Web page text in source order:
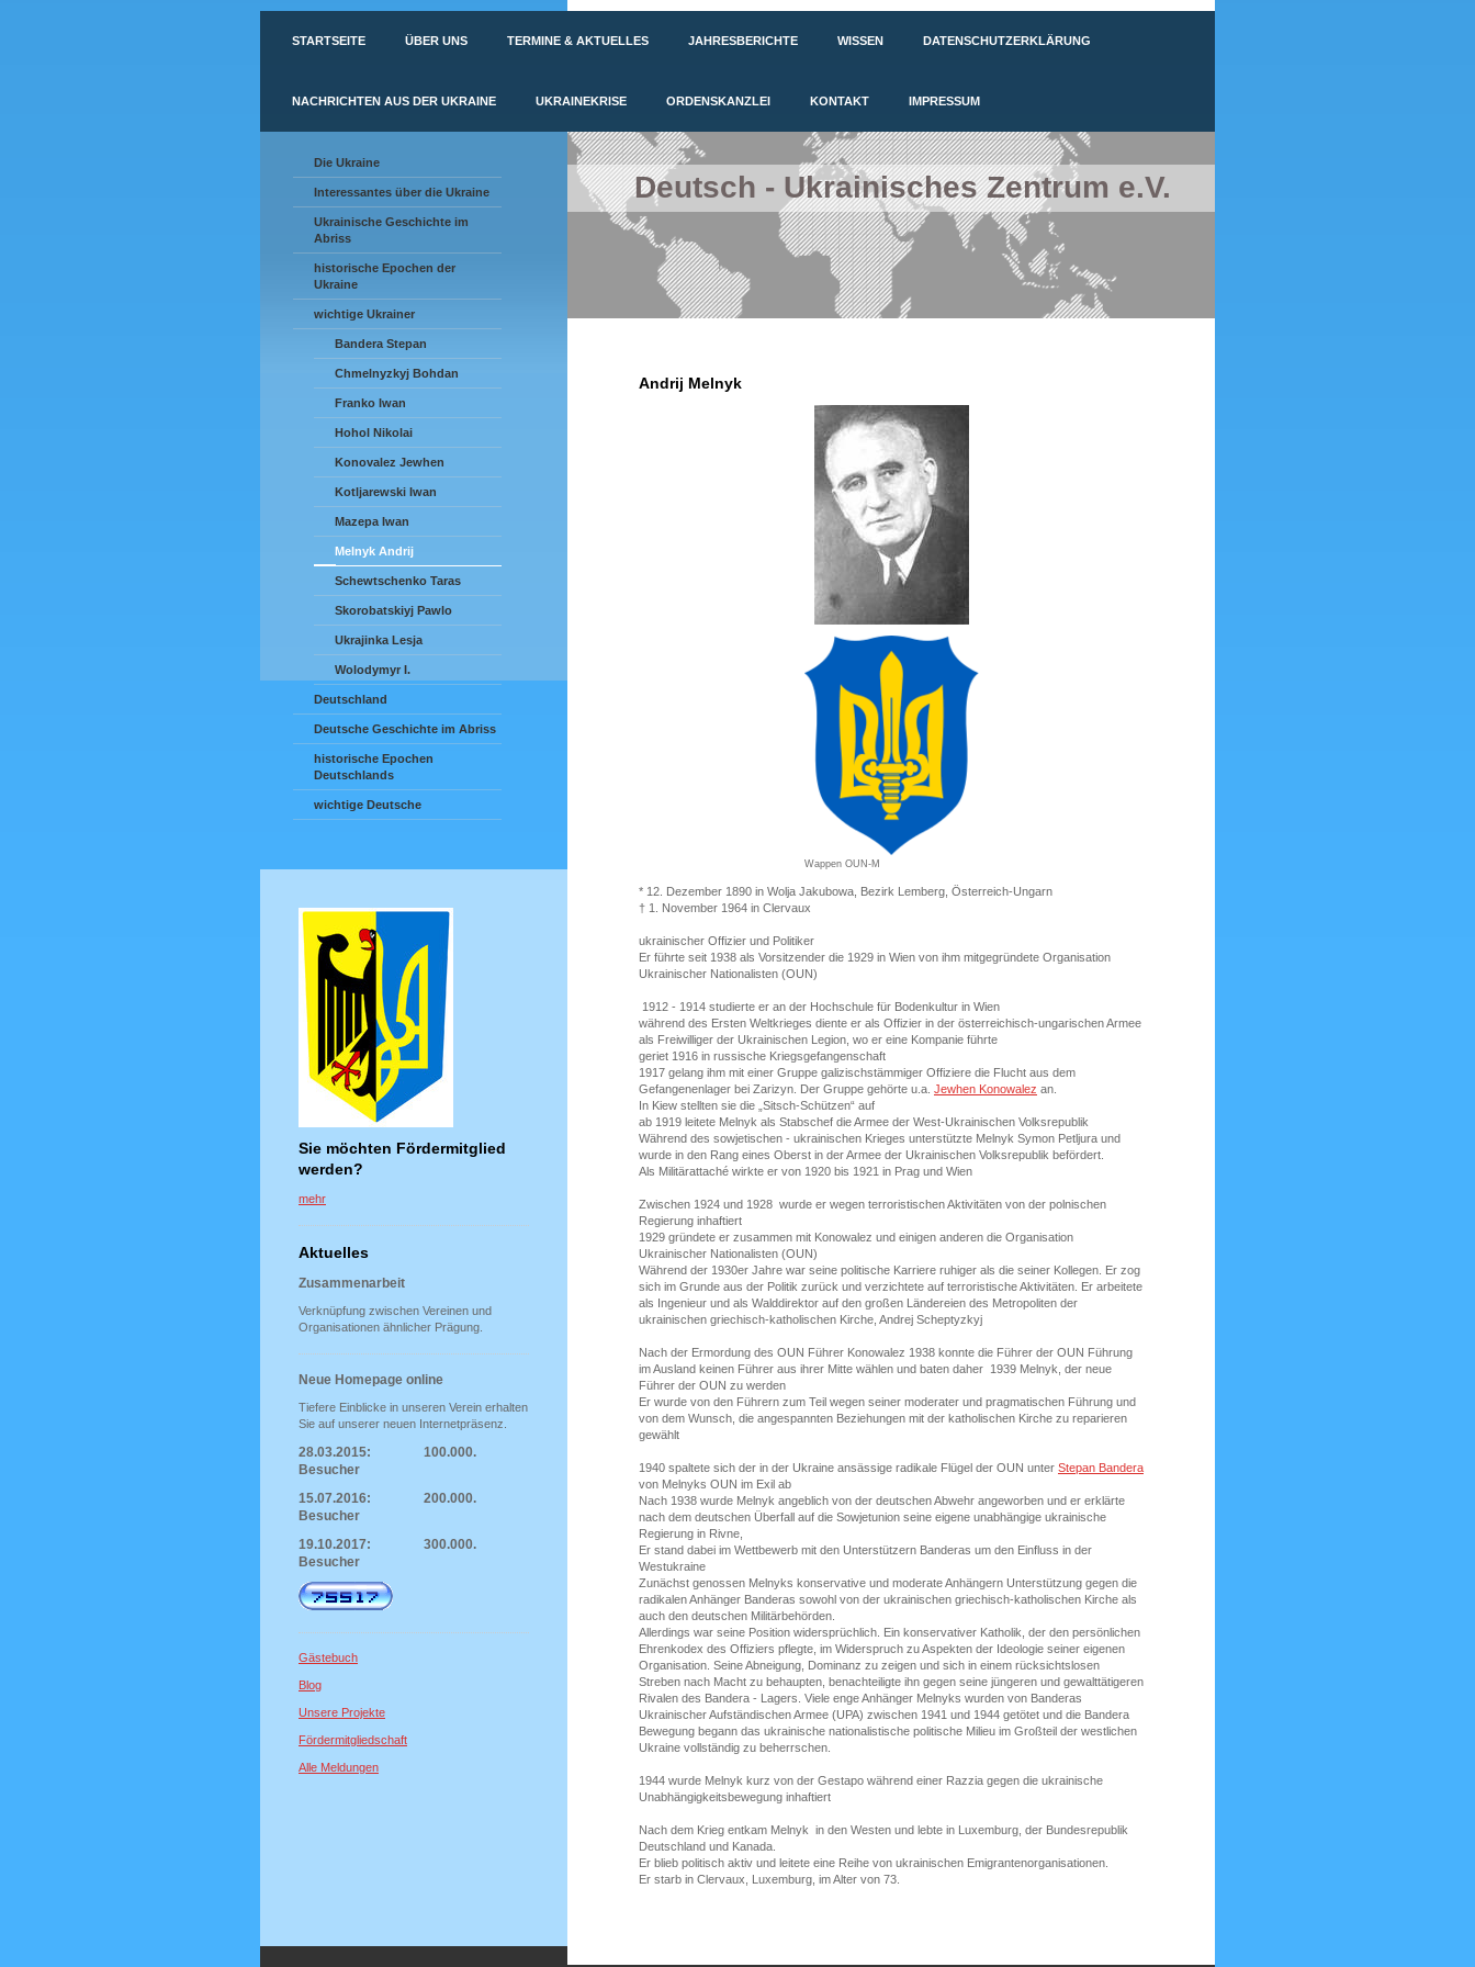
STARTSEITE ÜBER UNS TERMINE & AKTUELLES JAHRESBERICHTE WISSEN DATENSCHUTZERKLÄRUNG
NACHRICHTEN AUS DER UKRAINE UKRAINEKRISE ORDENSKANZLEI KONTAKT IMPRESSUM
Die Ukraine
Interessantes über die Ukraine
Ukrainische Geschichte im
Abriss
historische Epochen der
Ukraine
wichtige Ukrainer
Bandera Stepan
Chmelnyzkyj Bohdan
Franko Iwan
Hohol Nikolai
Konovalez Jewhen
Kotljarewski Iwan
Mazepa Iwan
Melnyk Andrij
Schewtschenko Taras
Skorobatskiyj Pawlo
Ukrajinka Lesja
Wolodymyr I.
Deutschland
Deutsche Geschichte im Abriss
historische Epochen
Deutschlands
wichtige Deutsche
Sie möchten Fördermitglied
werden?
mehr
Aktuelles
Zusammenarbeit
Verknüpfung zwischen Vereinen und
Organisationen ähnlicher Prägung.
Neue Homepage online
Tiefere Einblicke in unseren Verein erhalten
Sie auf unserer neuen Internetpräsenz.
28.03.2015: 100.000.
Besucher
15.07.2016: 200.000.
Besucher
19.10.2017: 300.000.
Besucher
Gästebuch
Blog
Unsere Projekte
Fördermitgliedschaft
Alle Meldungen
Deutsch - Ukrainisches Zentrum e.V.
Andrij Melnyk
Wappen OUN-M
* 12. Dezember 1890 in Wolja Jakubowa, Bezirk Lemberg, Österreich-Ungarn
† 1. November 1964 in Clervaux
ukrainischer Offizier und Politiker
Er führte seit 1938 als Vorsitzender die 1929 in Wien von ihm mitgegründete Organisation
Ukrainischer Nationalisten (OUN)
1912 - 1914 studierte er an der Hochschule für Bodenkultur in Wien
während des Ersten Weltkrieges diente er als Offizier in der österreichisch-ungarischen Armee
als Freiwilliger der Ukrainischen Legion, wo er eine Kompanie führte
geriet 1916 in russische Kriegsgefangenschaft
1917 gelang ihm mit einer Gruppe galizischstämmiger Offiziere die Flucht aus dem
Gefangenenlager bei Zarizyn. Der Gruppe gehörte u.a. Jewhen Konowalez an.
In Kiew stellten sie die „Sitsch-Schützen“ auf
ab 1919 leitete Melnyk als Stabschef die Armee der West-Ukrainischen Volksrepublik
Während des sowjetischen - ukrainischen Krieges unterstützte Melnyk Symon Petljura und
wurde in den Rang eines Oberst in der Armee der Ukrainischen Volksrepublik befördert.
Als Militärattaché wirkte er von 1920 bis 1921 in Prag und Wien
Zwischen 1924 und 1928 wurde er wegen terroristischen Aktivitäten von der polnischen
Regierung inhaftiert
1929 gründete er zusammen mit Konowalez und einigen anderen die Organisation
Ukrainischer Nationalisten (OUN)
Während der 1930er Jahre war seine politische Karriere ruhiger als die seiner Kollegen. Er zog
sich im Grunde aus der Politik zurück und verzichtete auf terroristische Aktivitäten. Er arbeitete
als Ingenieur und als Walddirektor auf den großen Ländereien des Metropoliten der
ukrainischen griechisch-katholischen Kirche, Andrej Scheptyzkyj
Nach der Ermordung des OUN Führer Konowalez 1938 konnte die Führer der OUN Führung
im Ausland keinen Führer aus ihrer Mitte wählen und baten daher 1939 Melnyk, der neue
Führer der OUN zu werden
Er wurde von den Führern zum Teil wegen seiner moderater und pragmatischen Führung und
von dem Wunsch, die angespannten Beziehungen mit der katholischen Kirche zu reparieren
gewählt
1940 spaltete sich der in der Ukraine ansässige radikale Flügel der OUN unter Stepan Bandera
von Melnyks OUN im Exil ab
Nach 1938 wurde Melnyk angeblich von der deutschen Abwehr angeworben und er erklärte
nach dem deutschen Überfall auf die Sowjetunion seine eigene unabhängige ukrainische
Regierung in Rivne,
Er stand dabei im Wettbewerb mit den Unterstützern Banderas um den Einfluss in der
Westukraine
Zunächst genossen Melnyks konservative und moderate Anhängern Unterstützung gegen die
radikalen Anhänger Banderas sowohl von der ukrainischen griechisch-katholischen Kirche als
auch den deutschen Militärbehörden.
Allerdings war seine Position widersprüchlich. Ein konservativer Katholik, der den persönlichen
Ehrenkodex des Offiziers pflegte, im Widerspruch zu Aspekten der Ideologie seiner eigenen
Organisation. Seine Abneigung, Dominanz zu zeigen und sich in einem rücksichtslosen
Streben nach Macht zu behaupten, benachteiligte ihn gegen seine jüngeren und gewalttätigeren
Rivalen des Bandera - Lagers. Viele enge Anhänger Melnyks wurden von Banderas
Ukrainischer Aufständischen Armee (UPA) zwischen 1941 und 1944 getötet und die Bandera
Bewegung begann das ukrainische nationalistische politische Milieu im Großteil der westlichen
Ukraine vollständig zu beherrschen.
1944 wurde Melnyk kurz von der Gestapo während einer Razzia gegen die ukrainische
Unabhängigkeitsbewegung inhaftiert
Nach dem Krieg entkam Melnyk in den Westen und lebte in Luxemburg, der Bundesrepublik
Deutschland und Kanada.
Er blieb politisch aktiv und leitete eine Reihe von ukrainischen Emigrantenorganisationen.
Er starb in Clervaux, Luxemburg, im Alter von 73.